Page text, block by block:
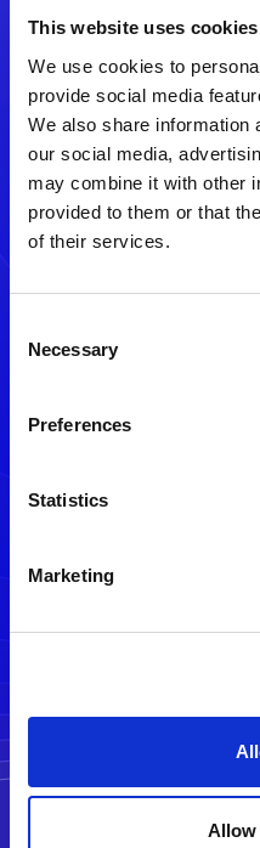
This website uses cookies
We use cookies to
provide social media
We also share information
our social media,
may combine it with other
provided to them or that
of their services.
Selection
Necessary
Preferences
Statistics
Marketing
Allow
ある可能性があります。
メールアドレスをご確
再度手続きを行ってく
メルマガ配信